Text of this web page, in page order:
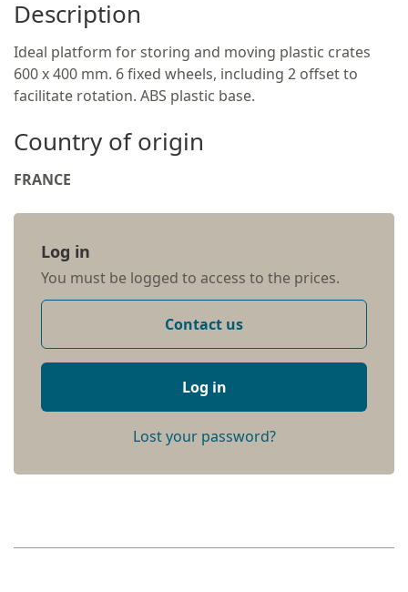
Description
Ideal platform for storing and moving plastic crates
600 x 400 mm. 6 fixed wheels, including 2 offset to
facilitate rotation. ABS plastic base.
Country of origin
FRANCE
Log in
You must be logged to access to the prices.
Contact us
Log in
Lost your password?